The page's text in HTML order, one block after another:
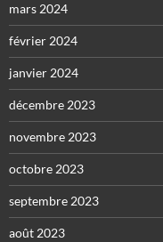
mars 2024
février 2024
janvier 2024
décembre 2023
novembre 2023
octobre 2023
septembre 2023
août 2023